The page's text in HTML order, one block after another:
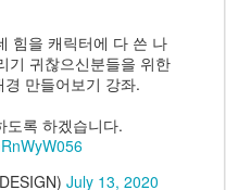
힘을 캐릭터에 다 쓴 나
기 귀찮으신분들을 위한
만들어보기 강좌.
도록 하겠습니다.
July 13, 2020